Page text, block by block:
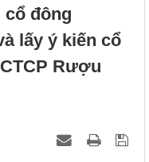
đông
lấy ý kiến cổ
Rượu